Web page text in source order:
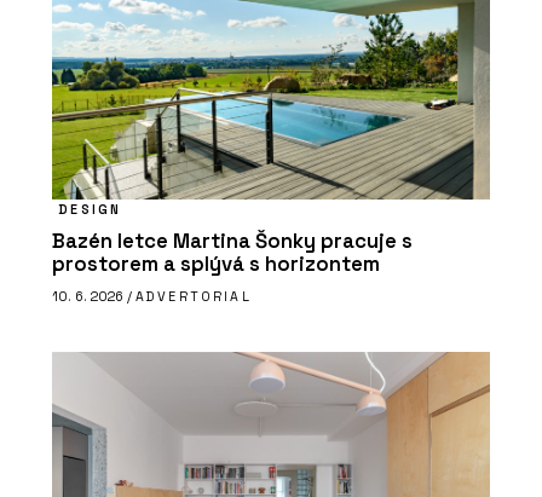
DESIGN
Bazén letce Martina Šonky pracuje s
prostorem a splývá s horizontem
10. 6. 2026 / ADVERTORIAL